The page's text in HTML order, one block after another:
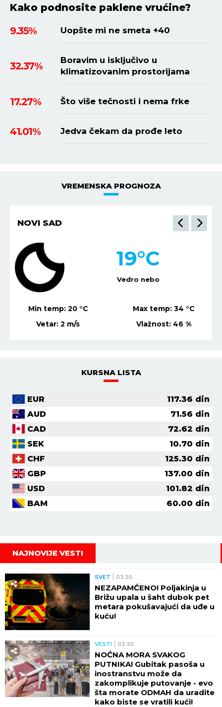
Kako podnosite paklene vrućine?
9.35%
Uopšte mi ne smeta +40
32.37%
Boravim u isključivo u
klimatizovanim prostorijama
17.27% Što više tečnosti i nema frke
41.01% Jedva čekam da prođe leto
VREMENSKA PROGNOZA
nebo
temp:34 °C
46 %
21 °C
m/s
KURSNA LISTA
EUR 117.36 din
AUD
71.56 din
CAD
72.62 din
SEK
10.70 din
CHF
125.30 din
GBP
137.00 din
USD
101.82 din
BAM
60.00 din
NAJNOVIJE VESTI
SVET 03:30
NEZAPAMĆENO! Poljakinja u
Brižu upala u šaht dubok pet
metara pokušavajući da uđe u
kuću!
VESTI 03:30
NOĆNA MORA SVAKOG
PUTNIKA! Gubitak pasoša u
inostranstvu može da
zakomplikuje putovanje - evo
šta morate ODMAH da uradite
kako biste se vratili kući!